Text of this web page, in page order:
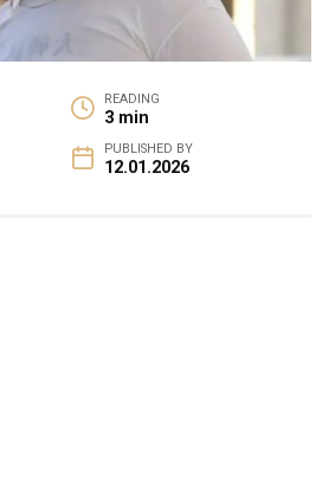
READING
3 min
PUBLISHED BY
12.01.2026